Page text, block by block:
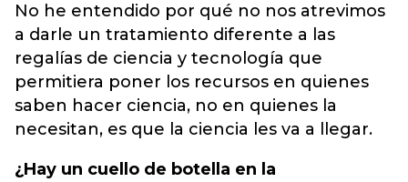
No he entendido por qué no nos atrevimos
a darle un tratamiento diferente a las
regalías de ciencia y tecnología que
permitiera poner los recursos en quienes
saben hacer ciencia, no en quienes la
necesitan, es que la ciencia les va a llegar.
¿Hay un cuello de botella en la